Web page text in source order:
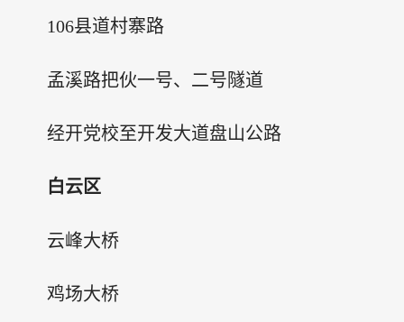
106县道村寨路
孟溪路把伙一号、二号隧道
经开党校至开发大道盘山公路
白云区
云峰大桥
鸡场大桥